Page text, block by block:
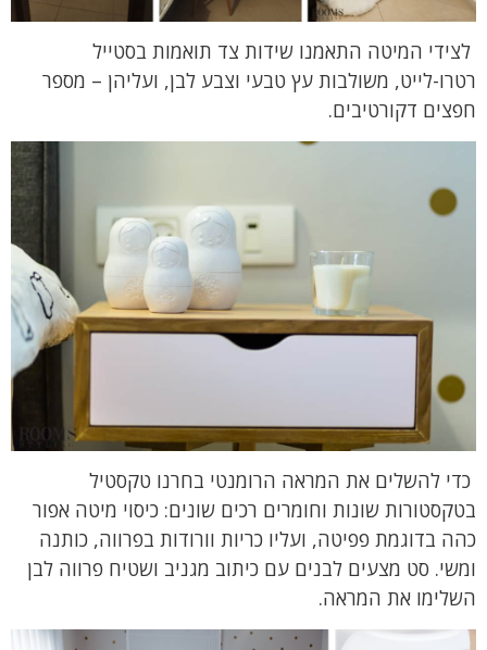
לצידי המיטה התאמנו שידות צד תואמות בסטייל
רטרו-לייט, משולבות עץ טבעי וצבע לבן, ועליהן – מספר
חפצים דקורטיבים.
כדי להשלים את המראה הרומנטי בחרנו טקסטיל
בטקסטורות שונות וחומרים רכים שונים: כיסוי מיטה אפור
כהה בדוגמת פפיטה, ועליו כריות וורודות בפרווה, כותנה
ומשי. סט מצעים לבנים עם כיתוב מגניב ושטיח פרווה לבן
השלימו את המראה.